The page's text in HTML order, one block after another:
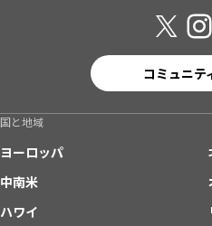
コミュニテ
国と地域
ヨーロッパ
中南米
ハワイ